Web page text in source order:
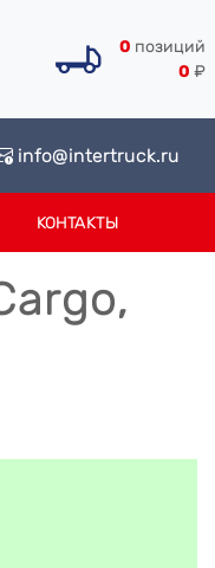
0 позиций
0 ₽
info@intertruck.ru
КОНТАКТЫ